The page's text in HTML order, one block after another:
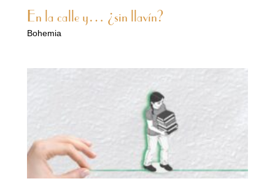
En la calle y… ¿sin llavín?
Bohemia